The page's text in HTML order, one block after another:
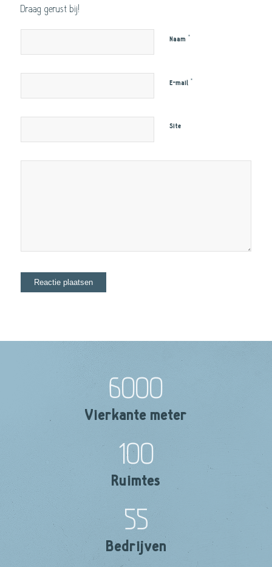
Draag gerust bij!
Naam *
E-mail *
Site
6000
Vierkante meter
100
Ruimtes
55
Bedrijven